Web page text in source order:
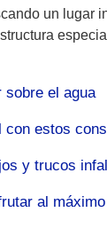
un lugar
sobre el agua
con estos
y trucos
al máximo